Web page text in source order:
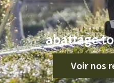
abattage
Voir nos